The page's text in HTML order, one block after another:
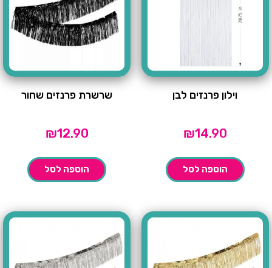
וילון פרנזים לבן
₪14.90
הוספה לסל
שרשרת פרנזים שחור
₪12.90
הוספה לסל